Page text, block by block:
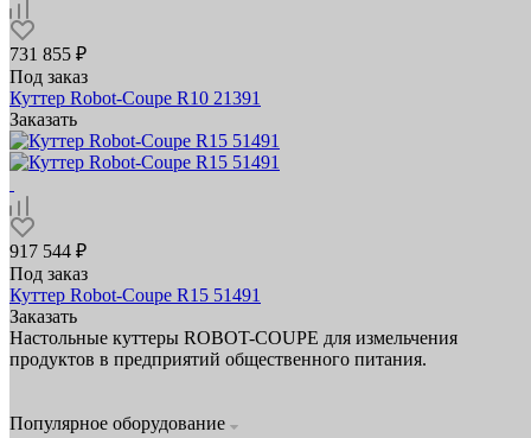
731 855 ₽
Под заказ
Куттер Robot-Coupe R10 21391
Заказать
917 544 ₽
Под заказ
Куттер Robot-Coupe R15 51491
Заказать
Настольные куттеры ROBOT-COUPE для измельчения
продуктов в предприятий общественного питания.
Популярное оборудование